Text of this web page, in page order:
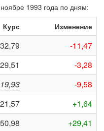
1993 года по дням:
Курс Изменение
-11,47
-3,28
-9,58
+1,64
+29,41